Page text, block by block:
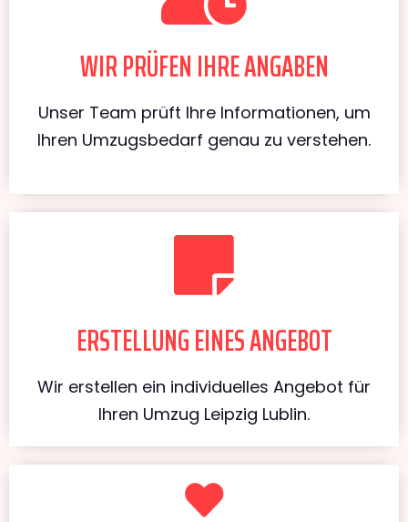
WIR PRÜFEN IHRE ANGABEN
Unser Team prüft Ihre Informationen, um
Ihren Umzugsbedarf genau zu verstehen.
ERSTELLUNG EINES ANGEBOT
Wir erstellen ein individuelles Angebot für
Ihren Umzug Leipzig Lublin.